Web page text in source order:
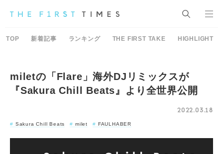
TOP 新着記事 ランキング THE FIRST TAKE HIGHLIGHT
miletの「Flare」海外DJリミックスが
『Sakura Chill Beats』より全世界公開
2022.03.18
Sakura Chill Beats milet FAULHABER